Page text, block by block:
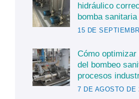
hidráulico
bomba sanitaria
15 DE
Cómo
del bombeo
procesos
7 DE AGOSTO DE